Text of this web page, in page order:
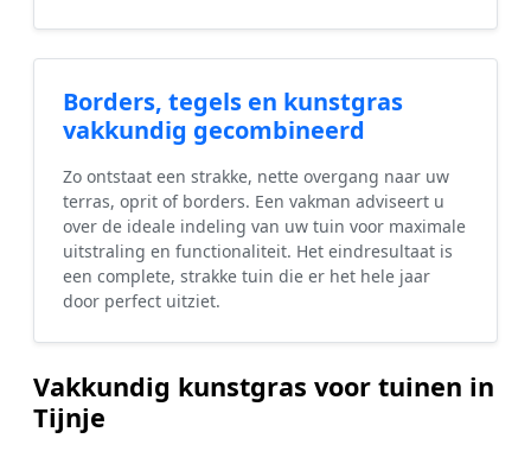
Borders, tegels en kunstgras
vakkundig gecombineerd
Zo ontstaat een strakke, nette overgang naar uw
terras, oprit of borders. Een vakman adviseert u
over de ideale indeling van uw tuin voor maximale
uitstraling en functionaliteit. Het eindresultaat is
een complete, strakke tuin die er het hele jaar
door perfect uitziet.
Vakkundig kunstgras voor tuinen in
Tijnje